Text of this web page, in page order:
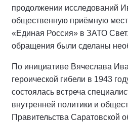
продолжении исследований
общественную приёмную
«Единая Россия» в ЗАТО
обращения были сделаны
По инициативе Вячеслава
героической гибели в 1943
состоялась встреча
внутренней политики и
Правительства Саратовской